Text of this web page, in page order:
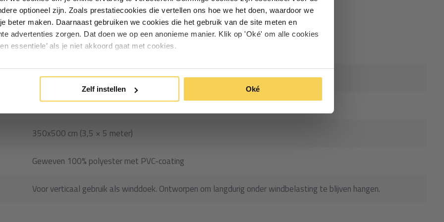
optioneel zijn. Zoals prestatiecookies die vertellen ons hoe we het doen, waardoor we
beter maken. Daarnaast gebruiken we cookies die het gebruik van de site meten en
advertenties zorgen. Dat doen we op een anonieme manier. Klik op 'Oké' om alle cookies
essentiele’ als je niet akkoord gaat met cookies.
Zelf instellen Oké
voor windafscherming en
of wisselende
winddoekenin ons
13623
Winddoek PVC fijnmazig
350x500 cm (3,5 × 5 meter)
Geweven 100% polyester met PVC-coating
Voor verticaal gebruik als winddoek. Ontworpen om langdurig onder windbelasting te blijven hangen.
Particulier Zakelijk
Inschrijven